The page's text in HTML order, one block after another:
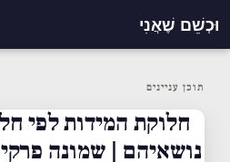
וּכְשֵׁם שֶׁאֲנִי
תוכן עניינים
חלוקת המידות לפי
נושאיהם | שמונה